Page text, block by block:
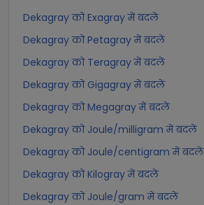
Dekagray को Exagray में बदलें
Dekagray को Petagray में बदलें
Dekagray को Teragray में बदलें
Dekagray को Gigagray में बदलें
Dekagray को Megagray में बदलें
Dekagray को Joule/milligram में बदलें
Dekagray को Joule/centigram में बदलें
Dekagray को Kilogray में बदलें
Dekagray को Joule/gram में बदलें